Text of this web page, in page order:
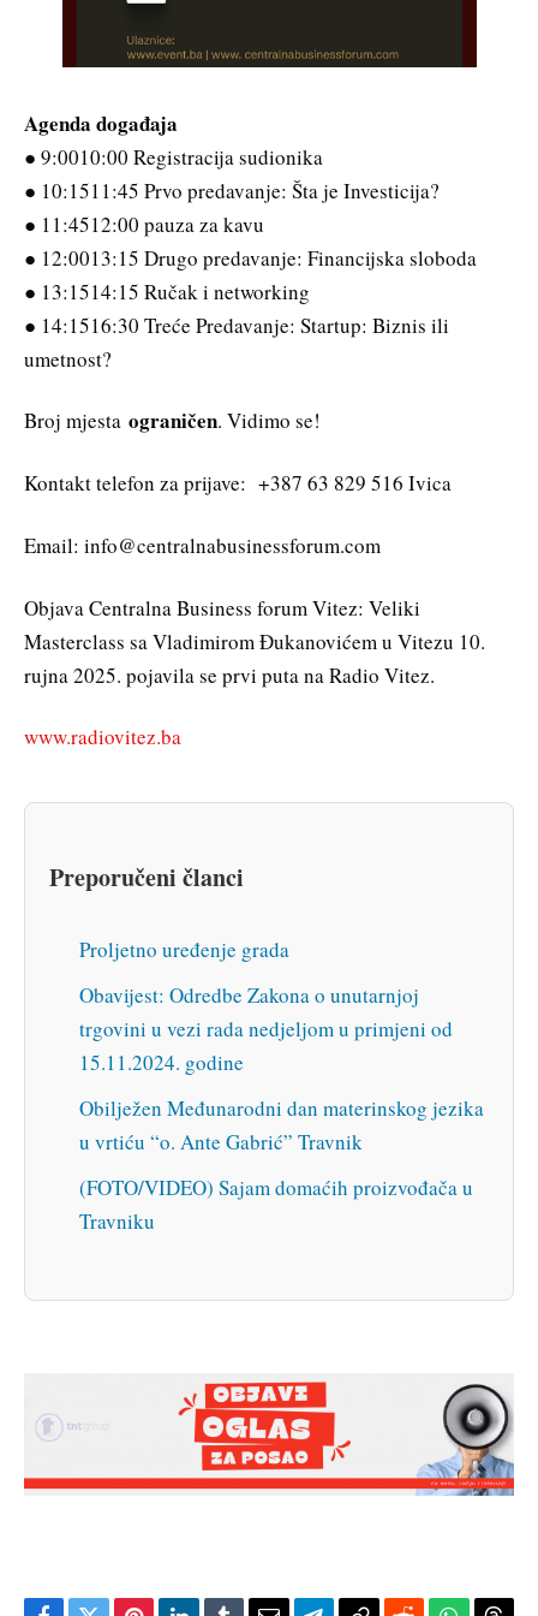
Agenda događaja
● 9:0010:00 Registracija sudionika
● 10:1511:45 Prvo predavanje: Šta je Investicija?
● 11:4512:00 pauza za kavu
● 12:0013:15 Drugo predavanje: Financijska sloboda
● 13:1514:15 Ručak i networking
● 14:1516:30 Treće Predavanje: Startup: Biznis ili
umetnost?
Broj mjesta ograničen. Vidimo se!
Kontakt telefon za prijave: +387 63 829 516 Ivica
Email: info@centralnabusinessforum.com
Objava Centralna Business forum Vitez: Veliki
Masterclass sa Vladimirom Đukanovićem u Vitezu 10.
rujna 2025. pojavila se prvi puta na Radio Vitez.
www.radiovitez.ba
Preporučeni članci
Proljetno uređenje grada
Obavijest: Odredbe Zakona o unutarnjoj
trgovini u vezi rada nedjeljom u primjeni od
15.11.2024. godine
Obilježen Međunarodni dan materinskog jezika
u vrtiću “o. Ante Gabrić” Travnik
(FOTO/VIDEO) Sajam domaćih proizvođača u
Travniku